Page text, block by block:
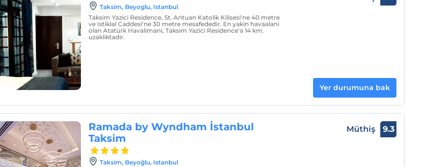
Taksim, Beyoglu, Istanbul
Taksim Yazici Residence, St. Antuan Katolik Kilisesi'ne 40 metre
ve Istiklal Caddesi'ne 30 metre mesafededir. En yakin havaalani
olan Atatürk Havalimani, Taksim Yazici Residence'a 14 km.
uzakliktadir.
Yer durumuna bak
Ramada by Wyndham İstanbul
Taksim
Taksim, Beyoğlu, Istanbul
Müthiş 9.3